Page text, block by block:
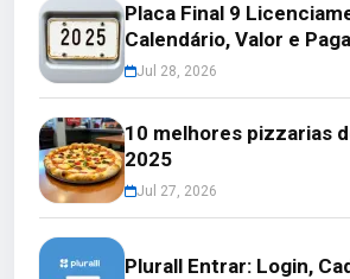
Placa Final 9
Calendário, Valor e
Jul 28, 2026
10 melhores pizzarias
2025
Jul 27, 2026
Plurall Entrar: Login,